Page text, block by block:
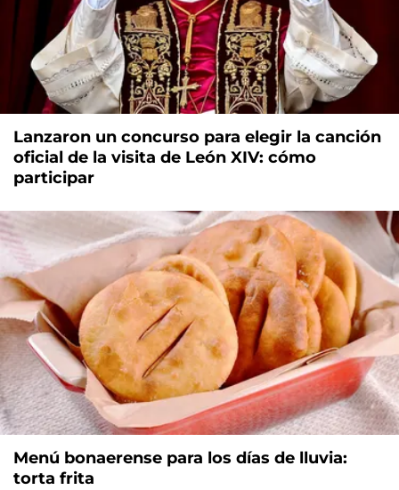
Lanzaron un concurso para elegir la canción
oficial de la visita de León XIV: cómo
participar
Menú bonaerense para los días de lluvia:
torta frita